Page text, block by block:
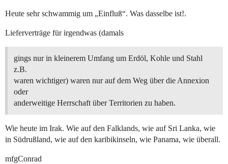
Heute sehr schwammig um „Einfluß“. Was dasselbe ist!.
Lieferverträge für irgendwas (damals
gings nur in kleinerem Umfang um Erdöl, Kohle und Stahl
z.B.
waren wichtiger) waren nur auf dem Weg über die Annexion
oder
anderweitige Herrschaft über Territorien zu haben.
Wie heute im Irak. Wie auf den Falklands, wie auf Sri Lanka, wie
in Südrußland, wie auf den karibikinseln, wie Panama, wie überall.
mfgConrad